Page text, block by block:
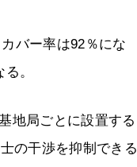
バー率は92％にな
。
地局ごとに設置する
の干渉を抑制できる